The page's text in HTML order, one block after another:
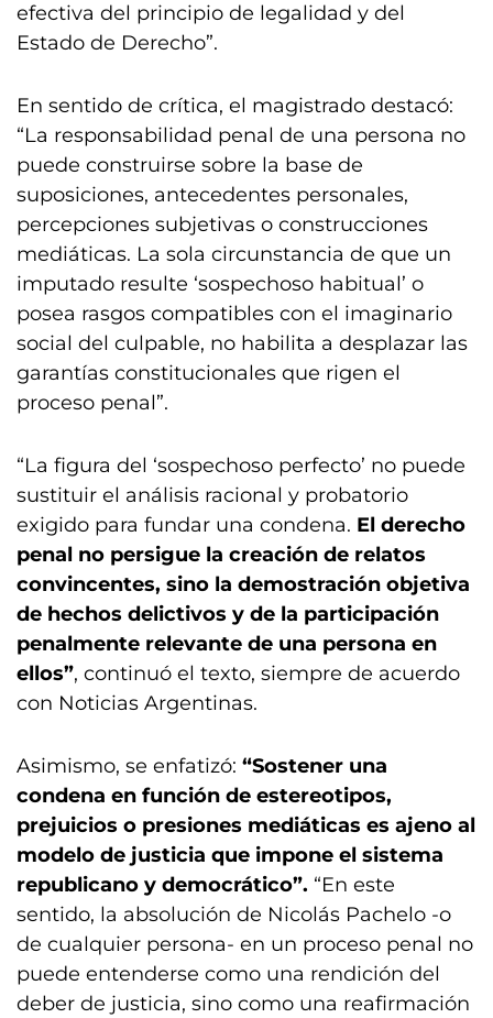
efectiva del principio de legalidad y del
Estado de Derecho”.
En sentido de crítica, el magistrado destacó:
“La responsabilidad penal de una persona no
puede construirse sobre la base de
suposiciones, antecedentes personales,
percepciones subjetivas o construcciones
mediáticas. La sola circunstancia de que un
imputado resulte ‘sospechoso habitual’ o
posea rasgos compatibles con el imaginario
social del culpable, no habilita a desplazar las
garantías constitucionales que rigen el
proceso penal”.
“La figura del ‘sospechoso perfecto’ no puede
sustituir el análisis racional y probatorio
exigido para fundar una condena. El derecho
penal no persigue la creación de relatos
convincentes, sino la demostración objetiva
de hechos delictivos y de la participación
penalmente relevante de una persona en
ellos”, continuó el texto, siempre de acuerdo
con Noticias Argentinas.
Asimismo, se enfatizó: “Sostener una
condena en función de estereotipos,
prejuicios o presiones mediáticas es ajeno al
modelo de justicia que impone el sistema
republicano y democrático”. “En este
sentido, la absolución de Nicolás Pachelo -o
de cualquier persona- en un proceso penal no
puede entenderse como una rendición del
deber de justicia, sino como una reafirmación